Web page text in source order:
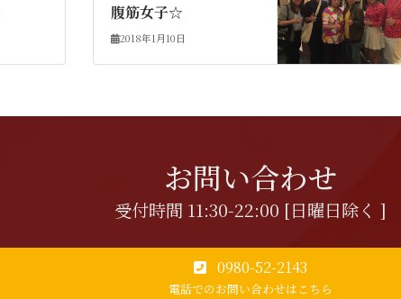
腹筋女子☆
2018年1月10日
お問い合わせ
受付時間 11:30-22:00 [日曜日除く ]
0980-52-2143
電話でのお問い合わせはこちら